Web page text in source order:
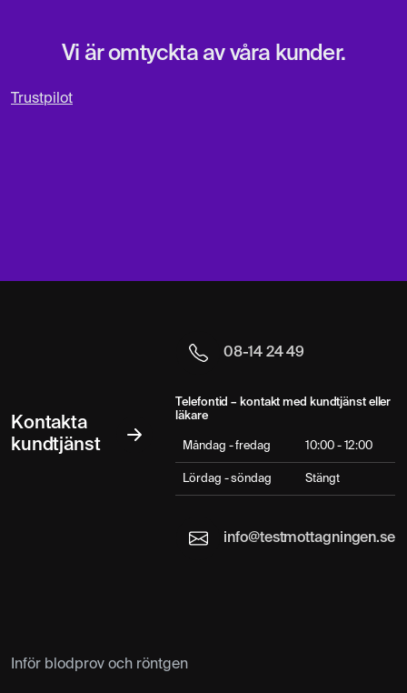
Vi är omtyckta av våra kunder.
Trustpilot
Kontakta
kundtjänst
08-14 24 49
Telefontid – kontakt med kundtjänst eller
läkare
Måndag - fredag 10:00 - 12:00
Lördag - söndag Stängt
info@testmottagningen.se
Inför blodprov och röntgen